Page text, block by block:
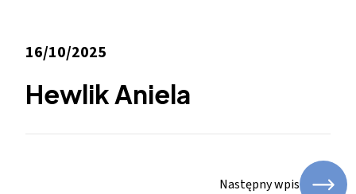
16/10/2025
Hewlik Aniela
Następny wpis